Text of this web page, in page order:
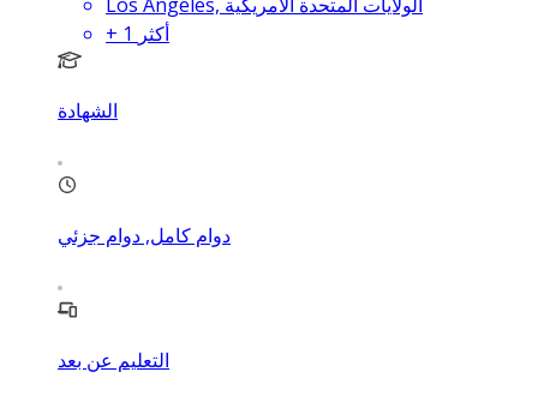
+ 1 أكثر
الشهادة
دوام كامل, دوام جزئي
التعليم عن بعد